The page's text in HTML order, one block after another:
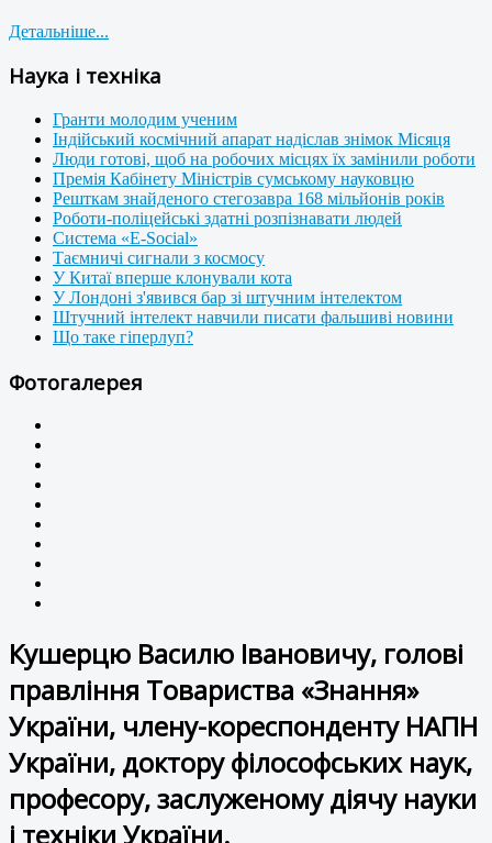
Детальніше...
Наука і техніка
Гранти молодим ученим
Індійський космічний апарат надіслав знімок Місяця
Люди готові, щоб на робочих місцях їх замінили роботи
Премія Кабінету Міністрів сумському науковцю
Решткам знайденого стегозавра 168 мільйонів років
Роботи-поліцейські здатні розпізнавати людей
Система «E-Social»
Таємничі сигнали з космосу
У Китаї вперше клонували кота
У Лондоні з'явився бар зі штучним інтелектом
Штучний інтелект навчили писати фальшиві новини
Що таке гіперлуп?
Фотогалерея
Кушерцю Василю Івановичу, голові
правління Товариства «Знання»
України, члену-кореспонденту НАПН
України, доктору філософських наук,
професору, заслуженому діячу науки
і техніки України.